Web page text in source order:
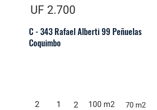
UF 2.700
C - 343 Rafael Alberti 99 Peñuelas
Coquimbo
2 1 2 100 m2 70 m2